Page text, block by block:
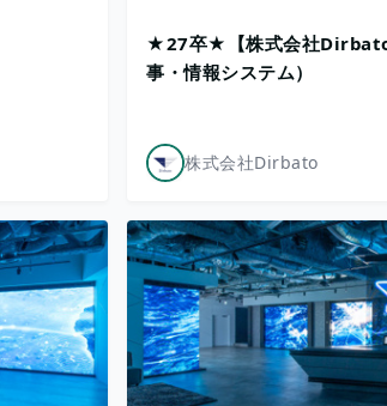
★27卒★【株式会社Dirbato
事・情報システム）
株式会社Dirbato